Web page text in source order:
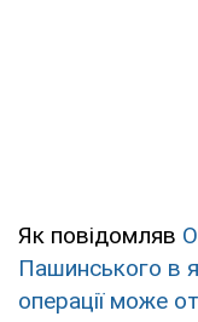
Як повідомляв
Пашинського в
операції може